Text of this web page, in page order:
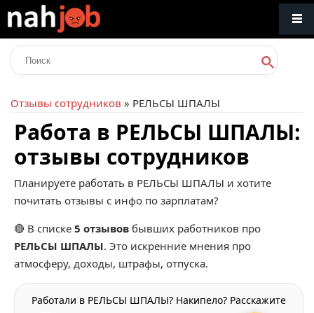
Отзывы сотрудников » РЕЛЬСЫ ШПАЛЫ
Работа в РЕЛЬСЫ ШПАЛЫ:
отзывы сотрудников
Планируете работать в РЕЛЬСЫ ШПАЛЫ и хотите
почитать отзывы с инфо по зарплатам?
🔴 В списке 5 отзывов бывших работников про
РЕЛЬСЫ ШПАЛЫ. Это искренние мнения про
атмосферу, доходы, штрафы, отпуска.
Работали в РЕЛЬСЫ ШПАЛЫ? Накипело? Расскажите